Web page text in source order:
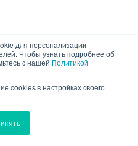
для персонализации
Чтобы узнать подробнее об
с нашей Политикой
cookies в настройках своего
ООО "Гротек"